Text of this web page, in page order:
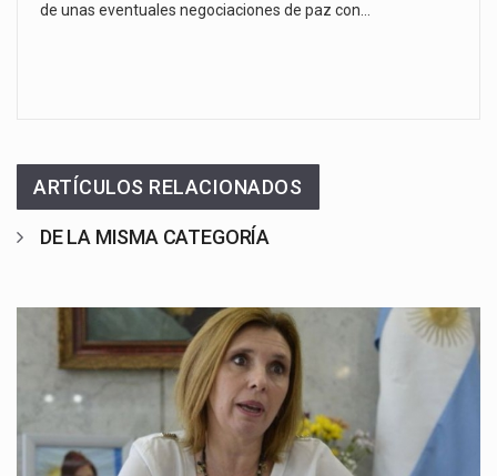
de unas eventuales negociaciones de paz con…
ARTÍCULOS RELACIONADOS
DE LA MISMA CATEGORÍA